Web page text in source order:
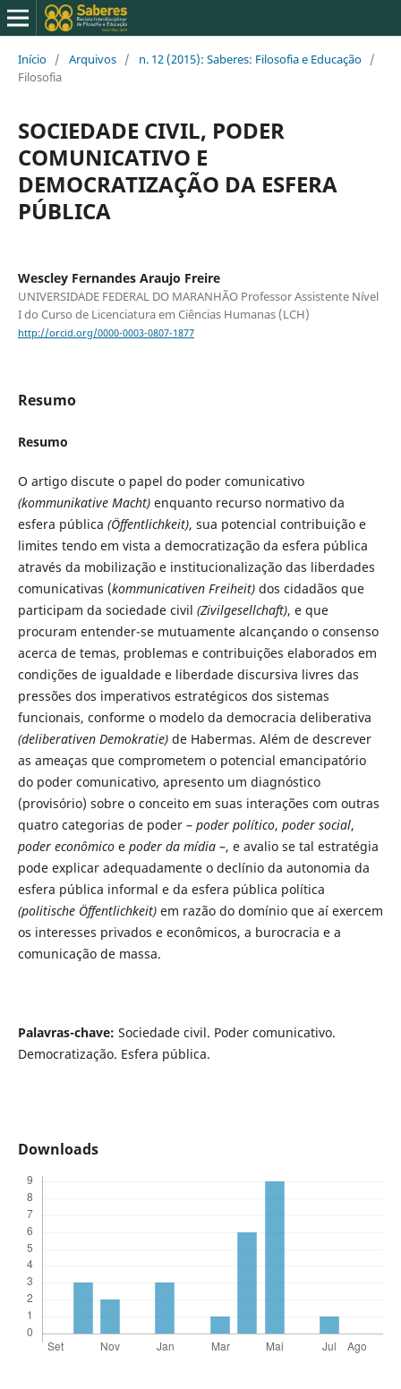
Início / Arquivos / n. 12 (2015): Saberes: Filosofia e Educação /
Filosofia
SOCIEDADE CIVIL, PODER
COMUNICATIVO E
DEMOCRATIZAÇÃO DA ESFERA
PÚBLICA
Wescley Fernandes Araujo Freire
UNIVERSIDADE FEDERAL DO MARANHÃO Professor Assistente Nível
I do Curso de Licenciatura em Ciências Humanas (LCH)
http://orcid.org/0000-0003-0807-1877
Resumo
Resumo
O artigo discute o papel do poder comunicativo
(kommunikative Macht)enquanto recurso normativo da
esfera pública (Öffentlichkeit), sua potencial contribuição e
limites tendo em vista a democratização da esfera pública
através da mobilização e institucionalização das liberdades
comunicativas (kommunicativen Freiheit)dos cidadãos que
participam da sociedade civil (Zivilgesellchaft), e que
procuram entender-se mutuamente alcançando o consenso
acerca de temas, problemas e contribuições elaborados em
condições de igualdade e liberdade discursiva livres das
pressões dos imperativos estratégicos dos sistemas
funcionais, conforme o modelo da democracia deliberativa
(deliberativen Demokratie)de Habermas. Além de descrever
as ameaças que comprometem o potencial emancipatório
do poder comunicativo, apresento um diagnóstico
(provisório) sobre o conceito em suas interações com outras
quatro categorias de poder – poder político, poder social,
poder econômicoe poder da mídia–, e avalio se tal estratégia
pode explicar adequadamente o declínio da autonomia da
esfera pública informal e da esfera pública política
(politische Öffentlichkeit)em razão do domínio que aí exercem
os interesses privados e econômicos, a burocracia e a
comunicação de massa.
Palavras-chave: Sociedade civil. Poder comunicativo.
Democratização. Esfera pública.
Downloads